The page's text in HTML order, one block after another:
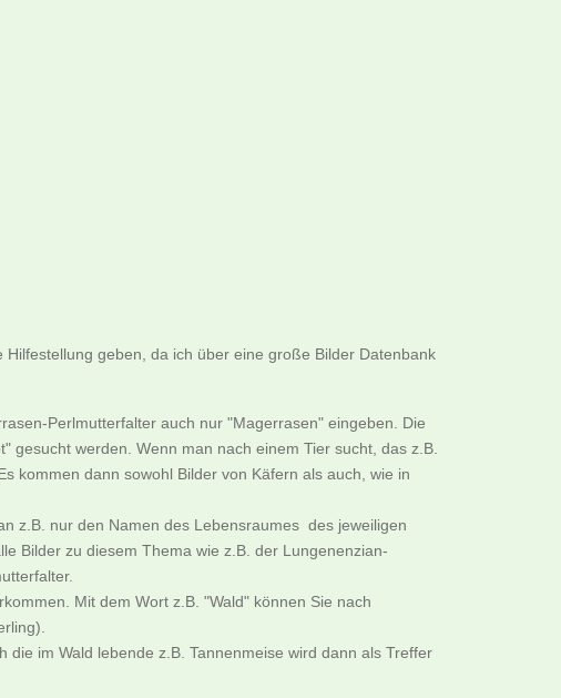
geben, da ich über eine große Bilder Datenbank
Perlmutterfalter auch nur "Magerrasen" eingeben. Die
gesucht werden. Wenn man nach einem Tier sucht, das z.B.
kommen dann sowohl Bilder von Käfern als auch, wie in
z.B. nur den Namen des Lebensraumes des jeweiligen
Bilder zu diesem Thema wie z.B. der Lungenenzian-
Mit dem Wort z.B. "Wald" können Sie nach
im Wald lebende z.B. Tannenmeise wird dann als Treffer